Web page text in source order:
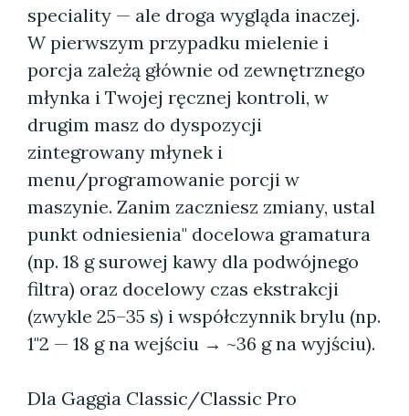
speciality — ale droga wygląda inaczej.
W pierwszym przypadku mielenie i
porcja zależą głównie od zewnętrznego
młynka i Twojej ręcznej kontroli, w
drugim masz do dyspozycji
zintegrowany młynek i
menu/programowanie porcji w
maszynie. Zanim zaczniesz zmiany, ustal
punkt odniesienia" docelowa gramatura
(np. 18 g surowej kawy dla podwójnego
filtra) oraz docelowy czas ekstrakcji
(zwykle 25–35 s) i współczynnik brylu (np.
1"2 — 18 g na wejściu → ~36 g na wyjściu).
Dla Gaggia Classic/Classic Pro